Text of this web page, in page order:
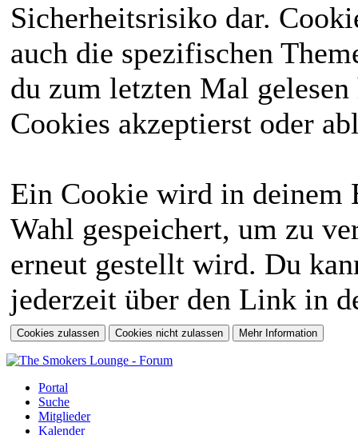
Sicherheitsrisiko dar.
auch die spezifischen
du zum letzten Mal
Cookies akzeptierst oder
Ein Cookie wird in deinem
Wahl gespeichert, um zu
erneut gestellt wird. Du
jederzeit über den Link in
Portal
Suche
Mitglieder
Kalender